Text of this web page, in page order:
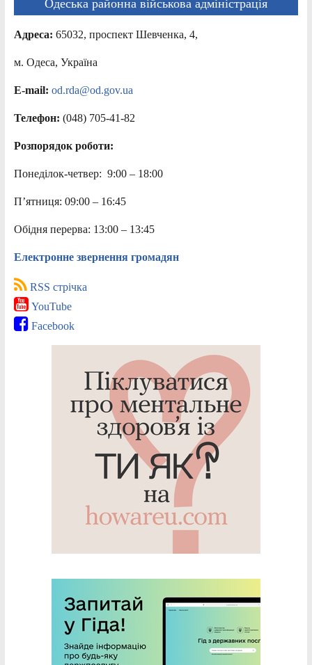
Одеська районна військова адміністрація
Адреса: 65032, проспект Шевченка, 4,
м. Одеса, Україна
E-mail: od.rda@od.gov.ua
Телефон: (048) 705-41-82
Розпорядок роботи:
Понеділок-четвер: 9:00 – 18:00
П’ятниця: 09:00 – 16:45
Обідня перерва: 13:00 – 13:45
Електронне звернення громадян
RSS стрічка
YouTube
Facebook